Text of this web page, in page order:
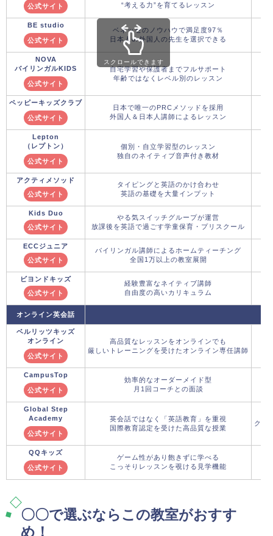
公式サイト
“考える力”を育てるレッスン
BE studio
公式サイト
ベネッセのノウハウで満足度97％
日本人or外国人の先生を選択できる
NOVA
バイリンガルKIDS
公式サイト
自宅学習や保護者までフルサポート
年齢ではなくレベル別のレッスン
ペッピーキッズクラブ
公式サイト
日本で唯一のPRCメソッドを採用
外国人＆日本人講師によるレッスン
Lepton
（レプトン）
公式サイト
個別・自立学習型のレッスン
独自のネイティブ音声付き教材
アクティメソッド
公式サイト
タイピングと英語のかけ合わせ
英語の基礎を大量インプット
Kids Duo
公式サイト
やる気スイッチグループが運営
放課後を英語で過ごす学童保育・プリスクール
ECCジュニア
公式サイト
バイリンガル講師によるホームティーチング
全国1万以上の教室展開
ビヨンドキッズ
公式サイト
経験豊富なネイティブ講師
自由度の高いカリキュラム
オンライン英会話
ベルリッツキッズ
オンライン
公式サイト
高品質なレッスンをオンラインでも
厳しいトレーニングを受けたオンライン専任講師
CampusTop
公式サイト
効率的なオーダーメイド型
月1回コーチとの面談
Global Step
Academy
公式サイト
英会話ではなく「英語教育」を重視
国際教育認定を受けた高品質な授業
クー
QQキッズ
公式サイト
ゲーム性があり飽きずに学べる
こっそりレッスンを覗ける見学機能
スクロールできます
〇〇で選ぶならこの教室がおすす
め！